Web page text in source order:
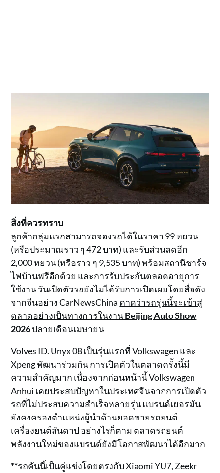
สิ่งที่ควรทราบ
ลูกค้ากลุ่มแรกสามารถจองรถได้ในราคา 99 หยวน
(หรือประมาณราว ๆ 472 บาท) และรับส่วนลดอีก
2,000 หยวน (หรือราว ๆ 9,535 บาท) พร้อมสถานีชาร์จ
ไฟบ้านฟรีอีกด้วย และการรับประกันตลอดอายุการ
ใช้งาน วันเปิดตัวรถยังไม่ได้รับการเปิดเผยโดยสื่อดัง
จากจีนอย่าง CarNewsChina คาดว่ารถรุ่นนี้จะเข้าสู่
ตลาดอย่างเป็นทางการในงานBeijing Auto Show
2026ปลายเดือนเมษายน
Volves ID. Unyx 08 เป็นรุ่นแรกที่ Volkswagen และ
Xpeng พัฒนาร่วมกัน การเปิดตัวในตลาดครั้งนี้มี
ความสำคัญมาก เนื่องจากก่อนหน้านี้ Volkswagen
Anhui เคยประสบปัญหาในประเทศจีนจากการเปิดตัว
รถที่ไม่ประสบความสำเร็จหลายรุ่น แบรนด์เยอรมัน
ยังคงครองตำแหน่งผู้นำด้านยอดขายรถยนต์
เครื่องยนต์สันดาป อย่างไรก็ตาม ตลาดรถยนต์
พลังงานใหม่ของแบรนด์ยังมีโอกาสพัฒนาได้อีกมาก
**รถคันนี้เป็นคู่แข่งโดยตรงกับ Xiaomi YU7, Zeekr